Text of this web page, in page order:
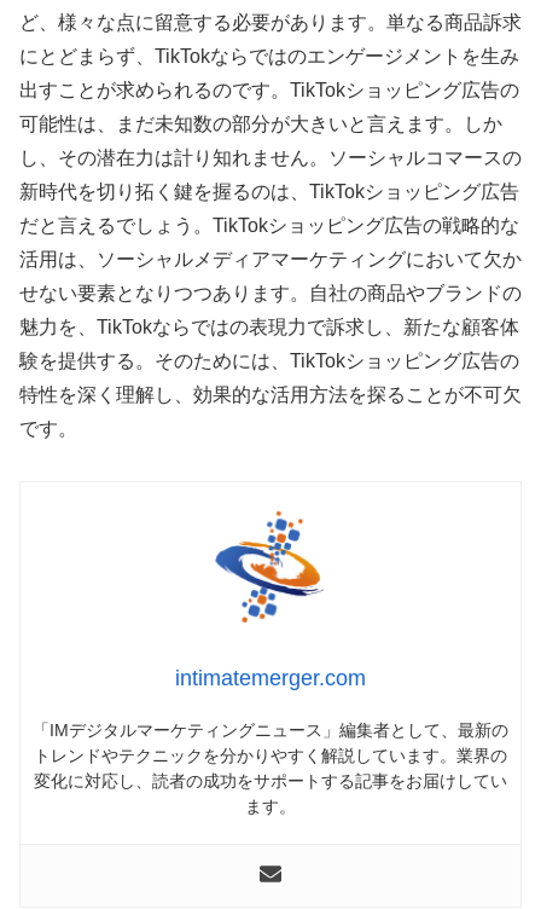
ど、様々な点に留意する必要があります。単なる商品訴求
にとどまらず、TikTokならではのエンゲージメントを生み
出すことが求められるのです。TikTokショッピング広告の
可能性は、まだ未知数の部分が大きいと言えます。しか
し、その潜在力は計り知れません。ソーシャルコマースの
新時代を切り拓く鍵を握るのは、TikTokショッピング広告
だと言えるでしょう。TikTokショッピング広告の戦略的な
活用は、ソーシャルメディアマーケティングにおいて欠か
せない要素となりつつあります。自社の商品やブランドの
魅力を、TikTokならではの表現力で訴求し、新たな顧客体
験を提供する。そのためには、TikTokショッピング広告の
特性を深く理解し、効果的な活用方法を探ることが不可欠
です。
intimatemerger.com
「IMデジタルマーケティングニュース」編集者として、最新の
トレンドやテクニックを分かりやすく解説しています。業界の
変化に対応し、読者の成功をサポートする記事をお届けしてい
ます。